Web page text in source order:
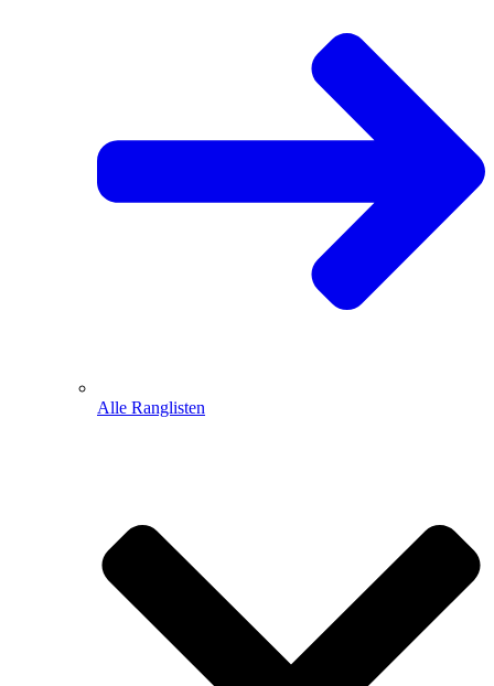
Alle Ranglisten